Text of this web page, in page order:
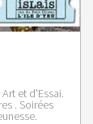
et d'Essai.
. Soirées